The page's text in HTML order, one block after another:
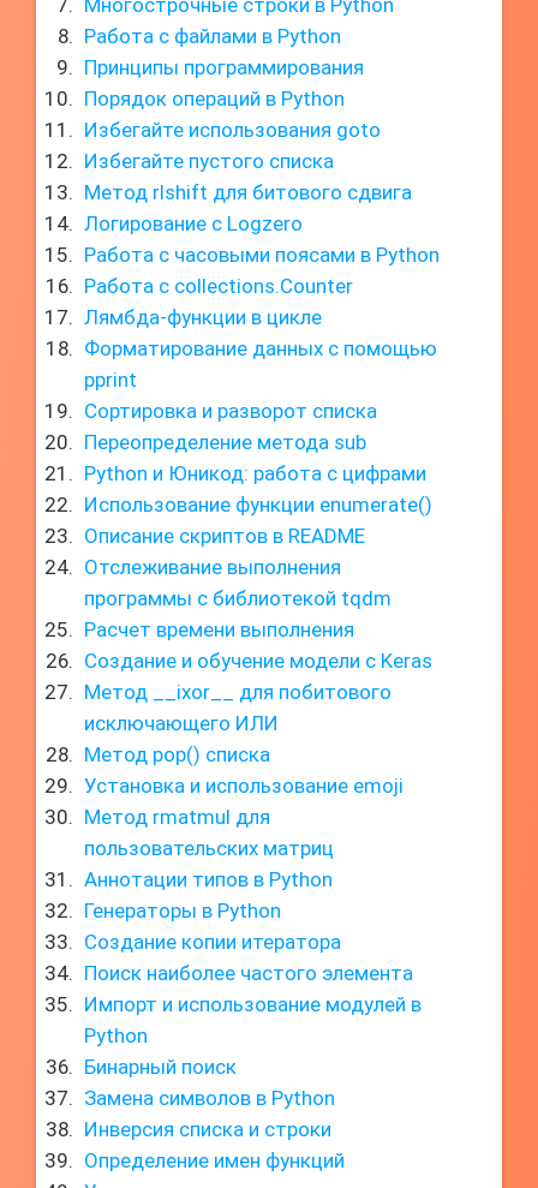
Многострочные строки в Python
Работа с файлами в Python
Принципы программирования
Порядок операций в Python
Избегайте использования goto
Избегайте пустого списка
Метод rlshift для битового сдвига
Логирование с Logzero
Работа с часовыми поясами в Python
Работа с collections.Counter
Лямбда-функции в цикле
Форматирование данных с помощью
pprint
Сортировка и разворот списка
Переопределение метода sub
Python и Юникод: работа с цифрами
Использование функции enumerate()
Описание скриптов в README
Отслеживание выполнения
программы с библиотекой tqdm
Расчет времени выполнения
Создание и обучение модели с Keras
Метод __ixor__ для побитового
исключающего ИЛИ
Метод pop() списка
Установка и использование emoji
Метод rmatmul для
пользовательских матриц
Аннотации типов в Python
Генераторы в Python
Создание копии итератора
Поиск наиболее частого элемента
Импорт и использование модулей в
Python
Бинарный поиск
Замена символов в Python
Инверсия списка и строки
Определение имен функций